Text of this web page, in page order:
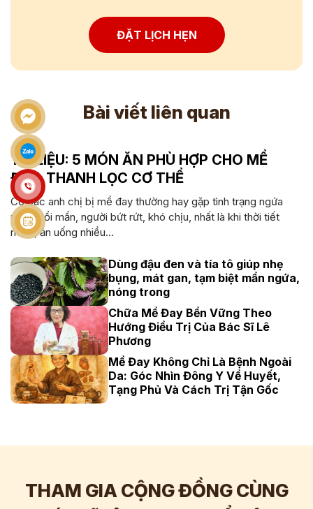
ĐẶT LỊCH HẸN
Bài viết liên quan
TÀI LIỆU: 5 MÓN ĂN PHÙ HỢP CHO MỀ
ĐAY, THANH LỌC CƠ THỂ
Cô bác anh chị bị mề đay thường hay gặp tình trạng ngứa
ngáy, nổi mẩn, người bứt rứt, khó chịu, nhất là khi thời tiết
nóng, ăn uống nhiều...
Dùng đậu đen và tía tô giúp nhẹ
bụng, mát gan, tạm biệt mẩn ngứa,
nóng trong
Chữa Mề Đay Bền Vững Theo
Hướng Điều Trị Của Bác Sĩ Lê
Phương
Mề Đay Không Chỉ Là Bệnh Ngoài
Da: Góc Nhìn Đông Y Về Huyết,
Tạng Phủ Và Cách Trị Tận Gốc
THAM GIA CỘNG ĐỒNG CÙNG